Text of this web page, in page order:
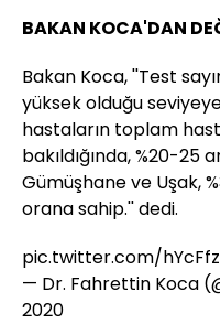
BAKAN KOCA'DAN
Bakan Koca, ''Test
yüksek olduğu
hastaların toplam
bakıldığında, %20-25
Gümüşhane ve Uşak,
orana sahip.'' dedi.
pic.twitter.com/
— Dr. Fahrettin Koca
2020